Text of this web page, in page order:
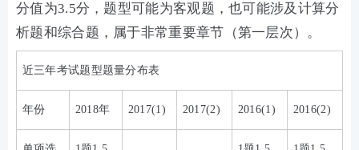
分值为3.5分，题型可能为客观题，也可能涉及计算分
析题和综合题，属于非常重要章节（第一层次）。
近三年考试题型题量分布表
年份 2018年 2017(1) 2017(2) 2016(1) 2016(2)